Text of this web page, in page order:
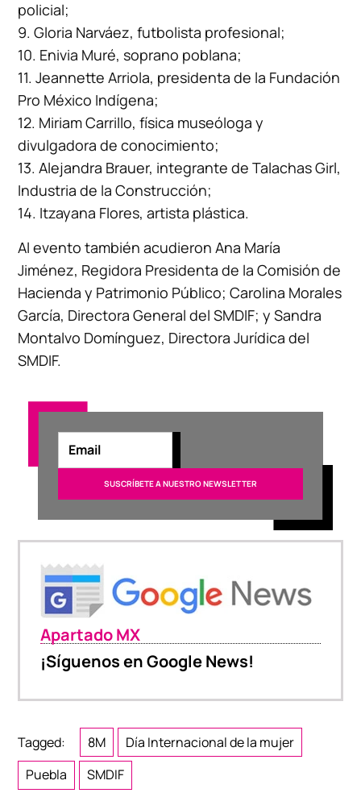
policial;
9. Gloria Narváez, futbolista profesional;
10. Enivia Muré, soprano poblana;
11. Jeannette Arriola, presidenta de la Fundación
Pro México Indígena;
12. Miriam Carrillo, física museóloga y
divulgadora de conocimiento;
13. Alejandra Brauer, integrante de Talachas Girl,
Industria de la Construcción;
14. Itzayana Flores, artista plástica.
Al evento también acudieron Ana María
Jiménez, Regidora Presidenta de la Comisión de
Hacienda y Patrimonio Público; Carolina Morales
García, Directora General del SMDIF; y Sandra
Montalvo Domínguez, Directora Jurídica del
SMDIF.
Apartado MX
¡Síguenos en Google News!
Tagged: 8M
Día Internacional de la mujer
Puebla
SMDIF